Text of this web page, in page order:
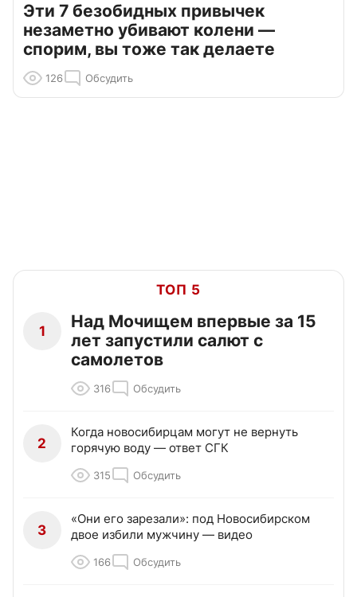
Эти 7 безобидных привычек
незаметно убивают колени —
спорим, вы тоже так делаете
126 Обсудить
ТОП 5
1
Над Мочищем впервые за 15
лет запустили салют с
самолетов
316 Обсудить
2
Когда новосибирцам могут не вернуть
горячую воду — ответ СГК
315 Обсудить
3
«Они его зарезали»: под Новосибирском
двое избили мужчину — видео
166 Обсудить